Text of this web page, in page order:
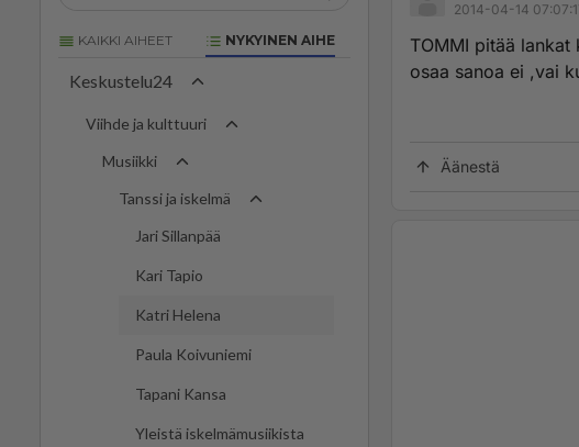
KAIKKI AIHEET NYKYINEN AIHE
Keskustelu24
Viihde ja kulttuuri
Musiikki
Tanssi ja iskelmä
Jari Sillanpää
Kari Tapio
Katri Helena
Paula Koivuniemi
Tapani Kansa
Yleistä iskelmämusiikista
2014-04-14
TOMMI pitää
osaa sanoa ei ,vai
Äänestä